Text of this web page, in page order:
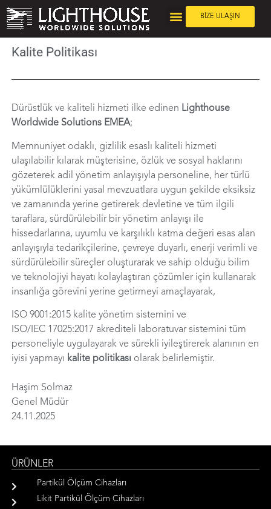
BİZE ULAŞIN
Kalite Politikası
Dürüstlük ve kaliteli hizmeti ilke edinen Lighthouse
Worldwide Solutions EMEA;
Memnuniyet odaklı, gizlilik esaslı kaliteli hizmeti
ulaşılabilir kılarak müşterisine, özlük ve sosyal haklarını
gözeterek adil yönetim anlayışıyla personeline, her türlü
yükümlülüklerini yasal mevzuatlara uygun şekilde eksiksiz
ve zamanında yerine getirerek devletine ve tüm ilgili
taraflara, sürdürülebilir bir yönetim anlayışı ile
hissedarlarına, uyumlu ve karşılıklı katma değeri esas alan
anlayışıyla tedarikçilerine, çevreye duyarlı, enerji verimli ve
sürdürülebilir süreçler oluşturarak ve sahip olduğu bilim
ve teknolojiyi hayatı kolaylaştıran çözümler için kullanarak
insanlığa görevini yerine getirmeyi amaçlayarak,
ISO 9001:2015 kalite yönetim sistemini ve
ISO/IEC 17025:2017 akrediteli laboratuvar sistemini tüm
personeliyle uygulayarak ve sürekli iyileştirerek alanının en
iyisi yapmayı kalite politikası olarak belirlemiştir.
Haşim Solmaz
Genel Müdür
24.11.2025
ÜRÜNLER
Partikül Ölçüm Cihazları
Likit Partikül Ölçüm Cihazları